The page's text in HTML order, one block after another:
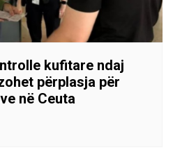
kufitare ndaj
përplasja për
në Ceuta